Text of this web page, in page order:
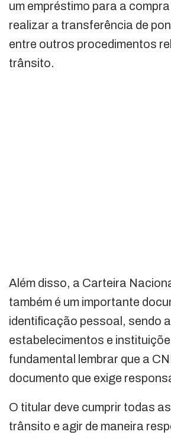
um empréstimo para a
realizar a transferência de
entre outros procedimentos
trânsito.
Além disso, a Carteira
também é um importante
identificação pessoal, sendo
estabelecimentos e
fundamental lembrar que a
documento que exige
O titular deve cumprir todas
trânsito e agir de maneira